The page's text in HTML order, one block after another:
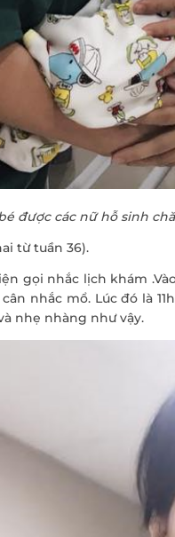
được các nữ hỗ sinh
từ tuần 36).
gọi nhắc lịch khám
nhắc mổ. Lúc đó là
nhẹ nhàng như vậy.